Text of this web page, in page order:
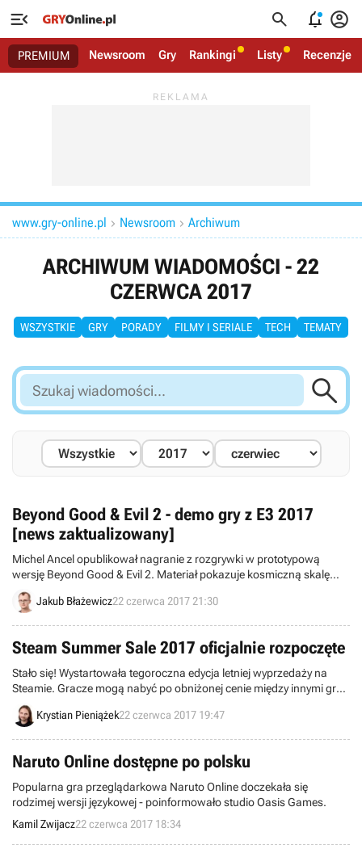
   
PREMIUM Newsroom Gry Rankingi Listy Recenzje
www.gry-online.pl  Newsroom  Archiwum
ARCHIWUM WIADOMOŚCI - 22
CZERWCA 2017
WSZYSTKIE GRY PORADY FILMY I SERIALE TECH TEMATY
Szukaj
wiadomości...

Beyond Good & Evil 2 - demo gry z E3 2017
[news zaktualizowany]
Michel Ancel opublikował nagranie z rozgrywki w prototypową
wersję Beyond Good & Evil 2. Materiał pokazuje kosmiczną skalę
wirtualnego świata, który ma ulegać proceduralnym, dynamicznym
przekształceniom.
Jakub Błażewicz22 czerwca 2017 21:30
Steam Summer Sale 2017 oficjalnie rozpoczęte
Stało się! Wystartowała tegoroczna edycja letniej wyprzedaży na
Steamie. Gracze mogą nabyć po obniżonej cenie między innymi gry z
serii Call of Duty i Final Fantasy, a także Torment: Tides of Numenera
czy choćby Śródziemie: Cień Mordoru.
Krystian Pieniążek22 czerwca 2017 19:47
Naruto Online dostępne po polsku
Popularna gra przeglądarkowa Naruto Online doczekała się
rodzimej wersji językowej - poinformowało studio Oasis Games.
Kamil Zwijacz22 czerwca 2017 18:34